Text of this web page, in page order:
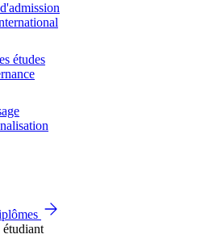
études